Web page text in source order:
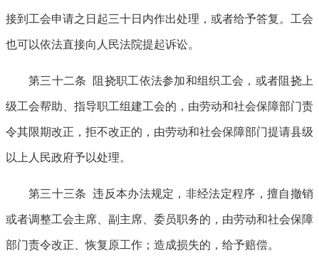
接到工会申请之日起三十日内作出处理，或者给予答复。工会
也可以依法直接向人民法院提起诉讼。
第三十二条 阻挠职工依法参加和组织工会，或者阻挠上
级工会帮助、指导职工组建工会的，由劳动和社会保障部门责
令其限期改正，拒不改正的，由劳动和社会保障部门提请县级
以上人民政府予以处理。
第三十三条 违反本办法规定，非经法定程序，擅自撤销
或者调整工会主席、副主席、委员职务的，由劳动和社会保障
部门责令改正、恢复原工作；造成损失的，给予赔偿。